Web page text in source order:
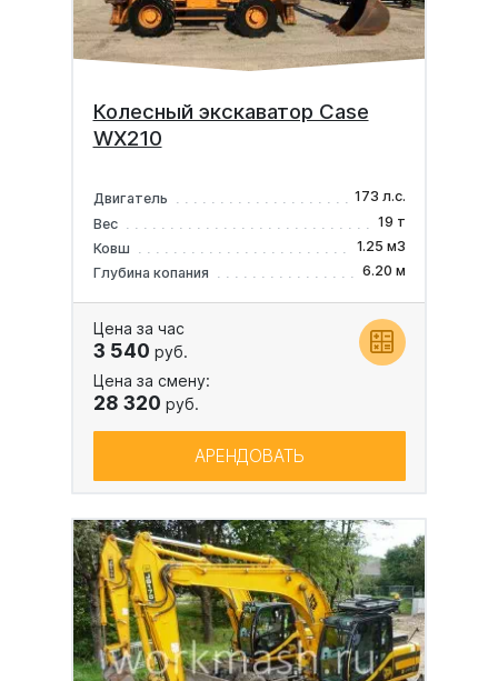
Колесный экскаватор Case
WX210
Двигатель
173 л.с.
Вес
19 т
Ковш
1.25 м3
Глубина копания
6.20 м
Цена за час
3 540 руб.
Цена за смену:
28 320 руб.
АРЕНДОВАТЬ